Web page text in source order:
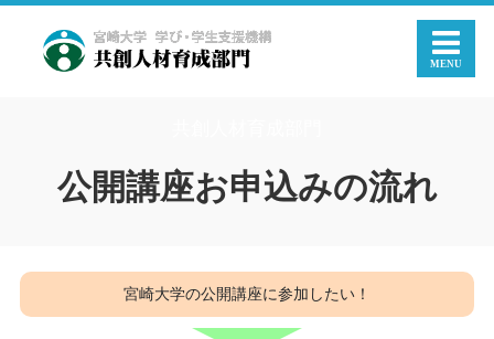
公開講座お申込みの流れ
宮崎大学の公開講座に参加したい！